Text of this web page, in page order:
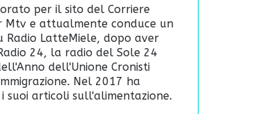
per il sito del Corriere
Mtv e attualmente conduce un
LatteMiele, dopo aver
24, la radio del Sole 24
dell'Unione Cronisti
Nel 2017 ha
suoi articoli sull'alimentazione.